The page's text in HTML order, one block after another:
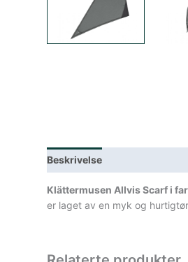
Beskrivelse
Klättermusen Allvis Scarf i
er laget av en myk og